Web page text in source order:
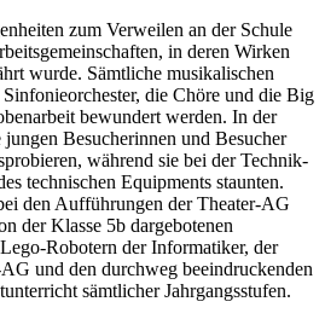
zum Verweilen an der Schule
in deren Wirken
wurde. Sämtliche musikalischen
die Chöre und die Big
bewundert werden. In der
Besucherinnen und Besucher
während sie bei der Technik-
technischen Equipments staunten.
den Aufführungen der Theater-AG
der Klasse 5b dargebotenen
Robotern der Informatiker, der
und den durchweg beeindruckenden
sämtlicher Jahrgangsstufen.